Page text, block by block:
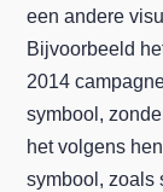
een andere
Bijvoorbeeld
2014
symbool,
het volgens
symbool, zoals